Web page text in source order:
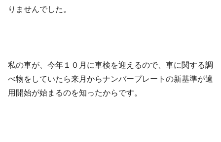
りませんでした。
私の車が、今年１０月に車検を迎えるので、車に関する調
べ物をしていたら来月からナンバープレートの新基準が適
用開始が始まるのを知ったからです。